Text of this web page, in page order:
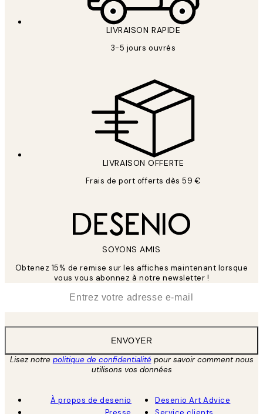
LIVRAISON RAPIDE
3-5 jours ouvrés
LIVRAISON OFFERTE
Frais de port offerts dès 59 €
SOYONS AMIS
Obtenez 15% de remise sur les affiches maintenant lorsque
vous vous abonnez à notre newsletter !
ENVOYER
Lisez notre politique de confidentialitépour savoir comment nous
utilisons vos données
À propos de desenio
Desenio Art Advice